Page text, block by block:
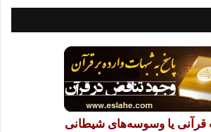
قرآنی یا وسوسه‌های شیطانی